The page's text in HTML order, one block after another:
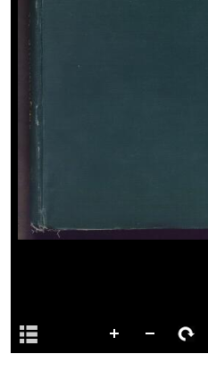
Dolen barhaol
Llyfrgell Genedlaethol Cymru –
Llyfrgell Genedlaethol Cymru –
Trwydded